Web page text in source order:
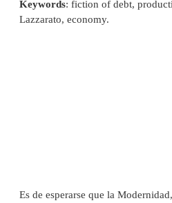
Keywords: fiction of debt,
Lazzarato, economy.
Es de esperarse que la